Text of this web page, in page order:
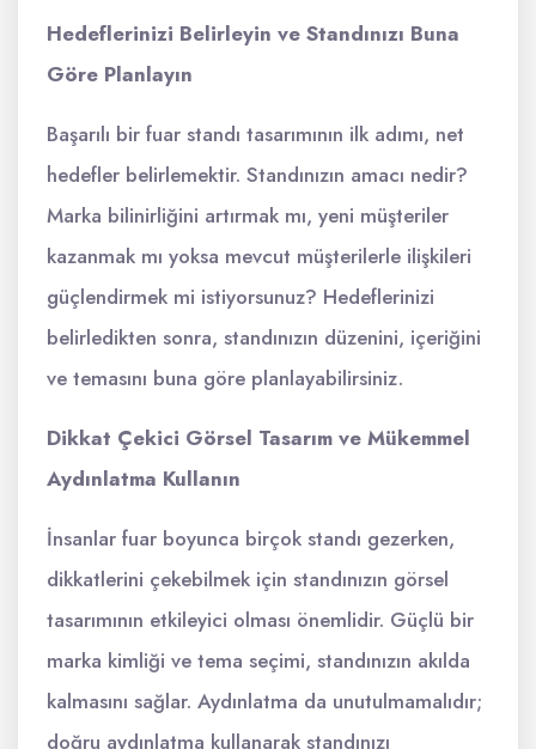
Hedeflerinizi Belirleyin ve Standınızı Buna
Göre Planlayın
Başarılı bir fuar standı tasarımının ilk adımı, net
hedefler belirlemektir. Standınızın amacı nedir?
Marka bilinirliğini artırmak mı, yeni müşteriler
kazanmak mı yoksa mevcut müşterilerle ilişkileri
güçlendirmek mi istiyorsunuz? Hedeflerinizi
belirledikten sonra, standınızın düzenini, içeriğini
ve temasını buna göre planlayabilirsiniz.
Dikkat Çekici Görsel Tasarım ve Mükemmel
Aydınlatma Kullanın
İnsanlar fuar boyunca birçok standı gezerken,
dikkatlerini çekebilmek için standınızın görsel
tasarımının etkileyici olması önemlidir. Güçlü bir
marka kimliği ve tema seçimi, standınızın akılda
kalmasını sağlar. Aydınlatma da unutulmamalıdır;
doğru aydınlatma kullanarak standınızı